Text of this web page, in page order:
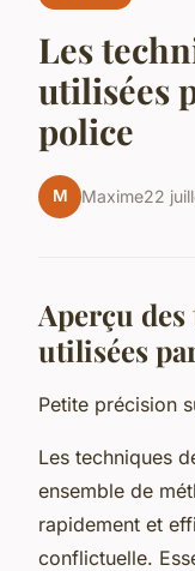
Les
utilisées
police
M Maxime22
Aperçu
utilisées
Petite précision
Les techniques
ensemble de
rapidement et
conflictuelle.